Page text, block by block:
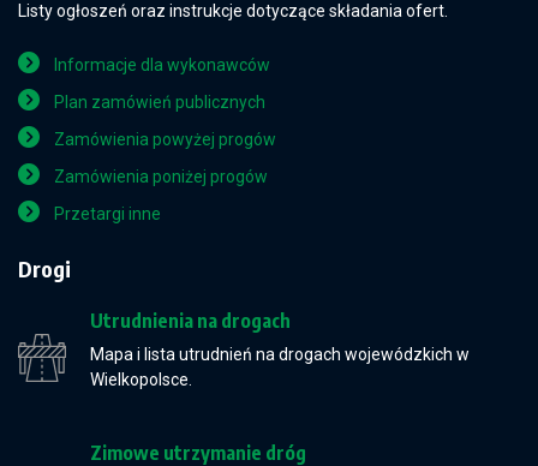
Listy ogłoszeń oraz instrukcje dotyczące składania ofert.
Informacje dla wykonawców
Plan zamówień publicznych
Zamówienia powyżej progów
Zamówienia poniżej progów
Przetargi inne
Drogi
Utrudnienia na drogach
Mapa i lista utrudnień na drogach wojewódzkich w
Wielkopolsce.
Zimowe utrzymanie dróg